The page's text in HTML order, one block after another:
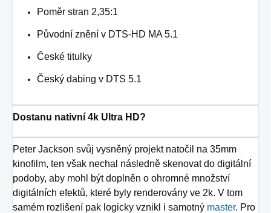
Poměr stran 2,35:1
Původní znění v DTS-HD MA 5.1
České titulky
Český dabing v DTS 5.1
Dostanu nativní 4k Ultra HD?
Peter Jackson svůj vysněný projekt natočil na 35mm
kinofilm, ten však nechal následně skenovat do digitální
podoby, aby mohl být doplněn o ohromné množství
digitálních efektů, které byly renderovány ve 2k. V tom
samém rozlišení pak logicky vznikl i samotný master. Pro